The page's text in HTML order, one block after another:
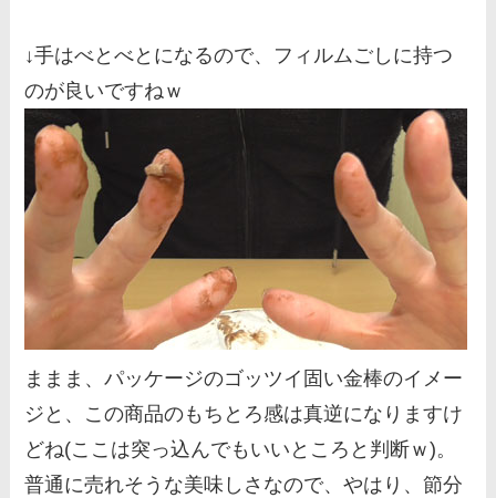
↓手はべとべとになるので、フィルムごしに持つ
のが良いですねｗ
ままま、パッケージのゴッツイ固い金棒のイメー
ジと、この商品のもちとろ感は真逆になりますけ
どね(ここは突っ込んでもいいところと判断ｗ)。
普通に売れそうな美味しさなので、やはり、節分